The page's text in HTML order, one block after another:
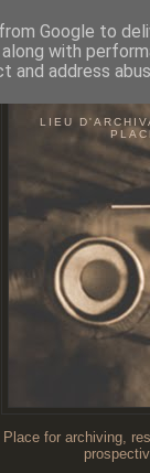
LIEU
Place for archiving,
Google to
with
address